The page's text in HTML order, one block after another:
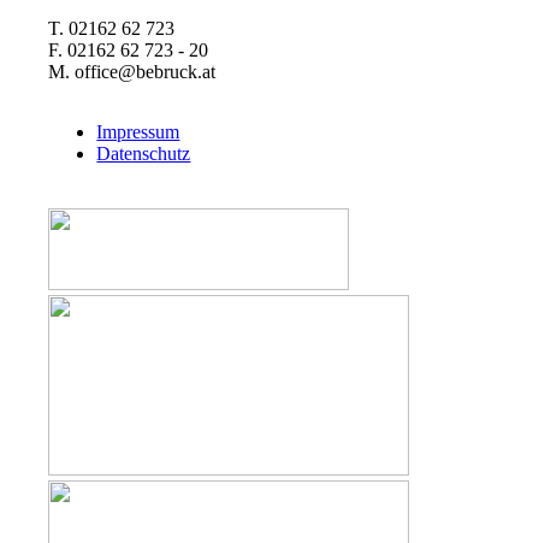
T. 02162 62 723
F. 02162 62 723 - 20
M. office@bebruck.at
Impressum
Datenschutz